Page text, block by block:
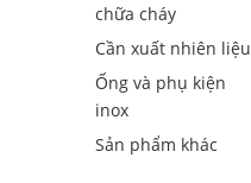
chữa cháy
Cần xuất nhiên liệu
Ống và phụ kiện
inox
Sản phẩm khác